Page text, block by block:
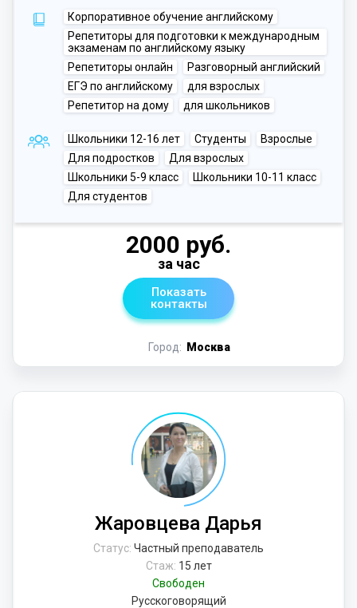
Корпоративное обучение английскому
Репетиторы для подготовки к международным
экзаменам по английскому языку
Репетиторы онлайн
Разговорный английский
ЕГЭ по английскому
для взрослых
Репетитор на дому
для школьников
Школьники 12-16 лет Студенты
Взрослые
Для подростков
Для взрослых
Школьники 5-9 класс
Школьники 10-11 класс
Для студентов
Город: Москва
2000 руб.
за час
Показать
контакты
Жаровцева Дарья
Статус: Частный преподаватель
Стаж: 15 лет
Свободен
Русскоговорящий